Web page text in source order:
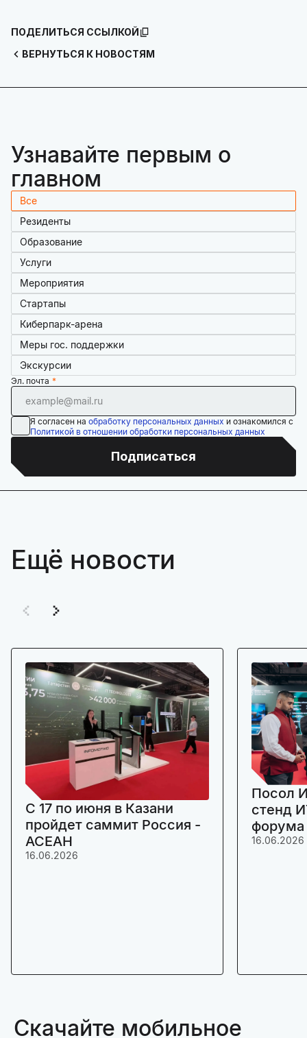
ВЕРНУТЬСЯ К НОВОСТЯМ
ПОДЕЛИТЬСЯ ССЫЛКОЙ
Узнавайте первым о
главном
Все
Резиденты
Образование
Услуги
Мероприятия
Стартапы
Киберпарк-арена
Меры гос. поддержки
Экскурсии
Эл. почта
Я согласен на обработку персональных данных и ознакомился с
Политикой в отношении обработки персональных данных
Подписаться
Ещё новости
C 17 по июня в Казани
пройдет саммит Россия -
АСЕАН
16.06.2026
Посол
стенд
16.06.2026
Скачайте мобильное